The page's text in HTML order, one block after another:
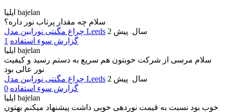
ایلیا bajelan
سلام چه مقدار پرتاب نور داره؟
چراغ مگنتی نورابین مدل Leeds
2 سال پیش
گزارش سوء استفاده 1
ایلیا bajelan
سلام مرسی از شرکت خوبتون هم سریع به دستم رسید و کیفیت
نور عالی بود
چراغ مگنتی نورابین مدل Leeds
2 سال پیش
گزارش سوء استفاده 0
ایلیا bajelan
خوب بود نسبت به قیمت نوردهی خوبی داشت پیشنهاد میکنم بهتون